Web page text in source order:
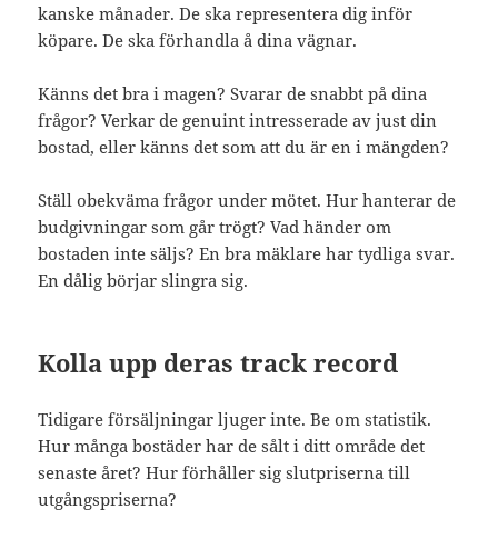
kanske månader. De ska representera dig inför
köpare. De ska förhandla å dina vägnar.
Känns det bra i magen? Svarar de snabbt på dina
frågor? Verkar de genuint intresserade av just din
bostad, eller känns det som att du är en i mängden?
Ställ obekväma frågor under mötet. Hur hanterar de
budgivningar som går trögt? Vad händer om
bostaden inte säljs? En bra mäklare har tydliga svar.
En dålig börjar slingra sig.
Kolla upp deras track record
Tidigare försäljningar ljuger inte. Be om statistik.
Hur många bostäder har de sålt i ditt område det
senaste året? Hur förhåller sig slutpriserna till
utgångspriserna?